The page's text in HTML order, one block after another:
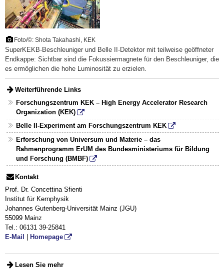
Foto/©: Shota Takahashi, KEK
SuperKEKB-Beschleuniger und Belle II-Detektor mit teilweise geöffneter
Endkappe: Sichtbar sind die Fokussiermagnete für den Beschleuniger, die
es ermöglichen die hohe Luminosität zu erzielen.
Weiterführende Links
Forschungszentrum KEK – High Energy Accelerator Research
Organization (KEK)
Belle II-Experiment am Forschungszentrum KEK
Erforschung von Universum und Materie – das
Rahmenprogramm ErUM des Bundesministeriums für Bildung
und Forschung (BMBF)
Kontakt
Prof. Dr. Concettina Sfienti
Institut für Kernphysik
Johannes Gutenberg-Universität Mainz (JGU)
55099 Mainz
Tel.: 06131 39-25841
E-Mail
Homepage
Lesen Sie mehr